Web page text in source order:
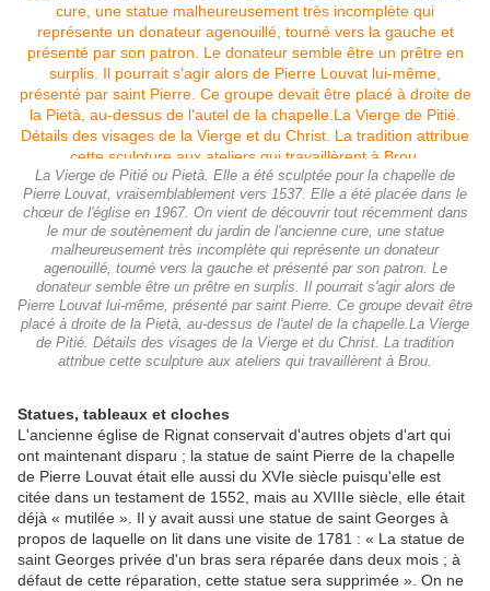
La Vierge de Pitié ou Pietà. Elle a été sculptée pour la chapelle de
Pierre Louvat, vraisemblablement vers 1537. Elle a été placée dans le
chœur de l'église en 1967. On vient de découvrir tout récemment dans
le mur de soutènement du jardin de l'ancienne cure, une statue
malheureusement très incomplète qui représente un donateur
agenouillé, tourné vers la gauche et présenté par son patron. Le
donateur semble être un prêtre en surplis. Il pourrait s'agir alors de
Pierre Louvat lui-même, présenté par saint Pierre. Ce groupe devait être
placé à droite de la Pietà, au-dessus de l'autel de la chapelle.La Vierge
de Pitié. Détails des visages de la Vierge et du Christ. La tradition
attribue cette sculpture aux ateliers qui travaillèrent à Brou.
Statues, tableaux et cloches
L'ancienne église de Rignat conservait d'autres objets d'art qui
ont maintenant disparu ; la statue de saint Pierre de la chapelle
de Pierre Louvat était elle aussi du XVIe siècle puisqu'elle est
citée dans un testament de 1552, mais au XVIIIe siècle, elle était
déjà « mutilée ». Il y avait aussi une statue de saint Georges à
propos de laquelle on lit dans une visite de 1781 : « La statue de
saint Georges privée d'un bras sera réparée dans deux mois ; à
défaut de cette réparation, cette statue sera supprimée ». On ne